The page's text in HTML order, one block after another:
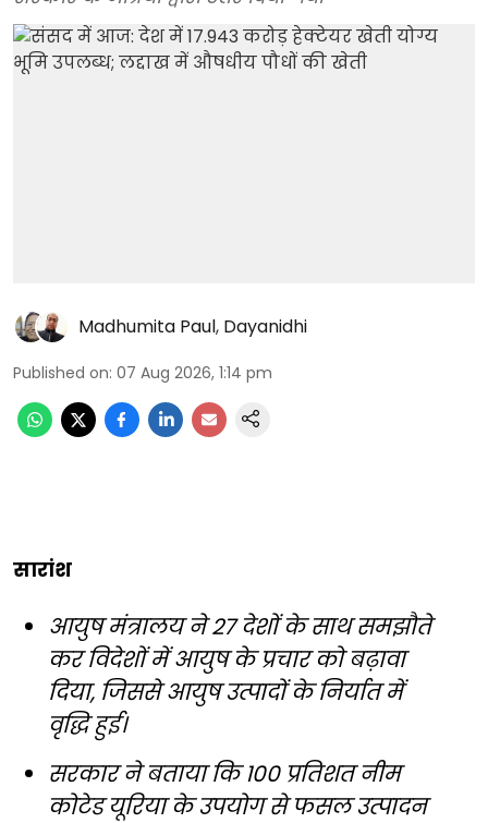
Madhumita Paul, Dayanidhi
Published on: 07 Aug 2026, 1:14 pm
सारांश
आयुष मंत्रालय ने 27 देशों के साथ समझौते
कर विदेशों में आयुष के प्रचार को बढ़ावा
दिया, जिससे आयुष उत्पादों के निर्यात में
वृद्धि हुई।
सरकार ने बताया कि 100 प्रतिशत नीम
कोटेड यूरिया के उपयोग से फसल उत्पादन